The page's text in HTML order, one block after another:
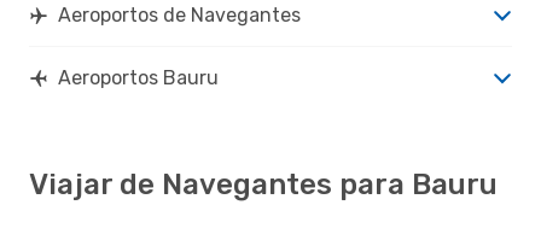
Aeroportos de Navegantes
Aeroportos Bauru
Viajar de Navegantes para Bauru